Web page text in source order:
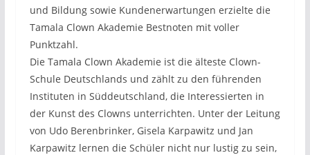
und Bildung sowie Kundenerwartungen erzielte die
Tamala Clown Akademie Bestnoten mit voller
Punktzahl.
Die Tamala Clown Akademie ist die älteste Clown-
Schule Deutschlands und zählt zu den führenden
Instituten in Süddeutschland, die Interessierten in
der Kunst des Clowns unterrichten. Unter der Leitung
von Udo Berenbrinker, Gisela Karpawitz und Jan
Karpawitz lernen die Schüler nicht nur lustig zu sein,